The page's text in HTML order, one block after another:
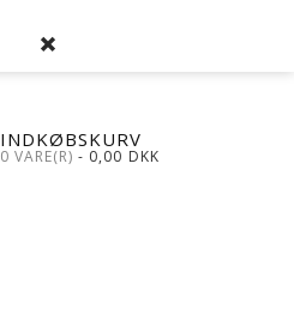
INDKØBSKURV
0 VARE(R) - 0,00 DKK